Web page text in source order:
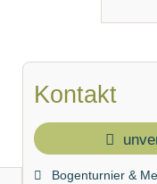
Kontakt
Bogenturnier &